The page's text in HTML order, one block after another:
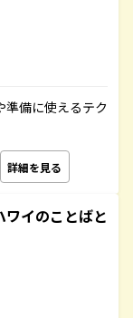
備に使えるテク
詳細を見る
ワイのことばと